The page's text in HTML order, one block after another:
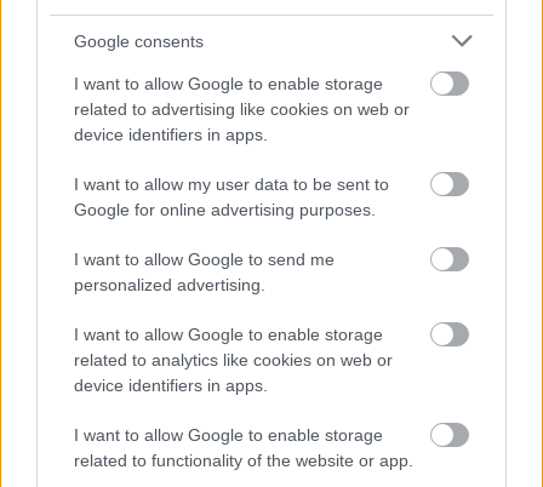
Google consents
I want to allow Google to enable storage
related to advertising like cookies on web or
device identifiers in apps.
I want to allow my user data to be sent to
Google for online advertising purposes.
I want to allow Google to send me
personalized advertising.
I want to allow Google to enable storage
related to analytics like cookies on web or
device identifiers in apps.
I want to allow Google to enable storage
related to functionality of the website or app.
hősök emléknapjához
kapcsolódó városi
megemlékezést.
Szolnok magyar honvédség ,magyar hősök emléknapja
megemlékezés,Szolnok,tiszai hajósok tere
Videón a 265 milliós vízparti ház Abádszalókon
2026.06.02. Horváth Zsolt
ritkán jelennek meg
olyan ingatlanok,
amelyek vételára már a